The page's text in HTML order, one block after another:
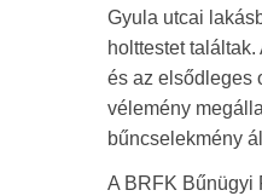
Gyula utcai
holttestet
és az elsődleges
vélemény
bűncselekmény
A BRFK Bűnügyi